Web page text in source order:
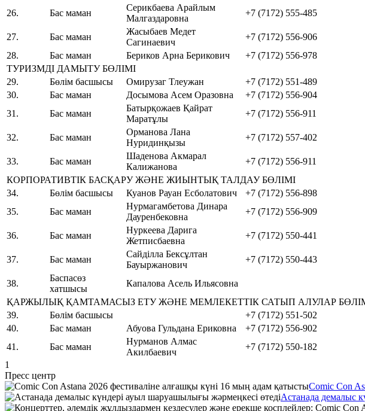
26. Бас маман
Серикбаева Арайлым
Малгаздаровна
+7 (7172) 555-485
27. Бас маман
Жасыбаев Медет
Сагинаевич
+7 (7172) 556-906
28.
Бас маман Бериков Арна Берикович +7 (7172) 556-978
ТУРИЗМДІ ДАМЫТУ БӨЛІМІ
29.
Бөлім басшысы Омирузаг Тлеужан +7 (7172) 551-489
30.
Бас маман Досымова Асем Оразовна +7 (7172) 556-904
31.
Бас маман
Батырқожаев Қайрат
Маратұлы
+7 (7172) 556-911
32. Бас маман
Орманова Лана
Нуридинқызы
+7 (7172) 557-402
33. Бас маман
Шаденова Акмарал
Калижанова
+7 (7172) 556-911
КОРПОРАТИВТІК БАСҚАРУ ЖӘНЕ ЖИЫНТЫҚ ТАЛДАУ БӨЛІМІ
34.
Бөлім басшысы Куанов Рауан Есболатович +7 (7172) 556-898
35.
Бас маман
Нурмагамбетова Динара
Дауренбековна
+7 (7172) 556-909
36. Бас маман
Нуркеева Дарига
Жетписбаевна
+7 (7172) 550-441
37. Бас маман
Сайділла Бексұлтан
Бауыржанович
+7 (7172) 550-443
38.
Баспасөз
хатшысы
Капалова Асель Ильясовна
ҚАРЖЫЛЫҚ ҚАМТАМАСЫЗ ЕТУ ЖӘНЕ МЕМЛЕКЕТТІК САТЫП АЛУЛАР
39.
Бөлім басшысы
+7 (7172) 551-502
40.
Бас маман Абуова Гульдана Ериковна +7 (7172) 556-902
41.
Бас маман
Нурманов Алмас
Акилбаевич
+7 (7172) 550-182
1
Пресс центр
Comic Con
Астанада демалыс